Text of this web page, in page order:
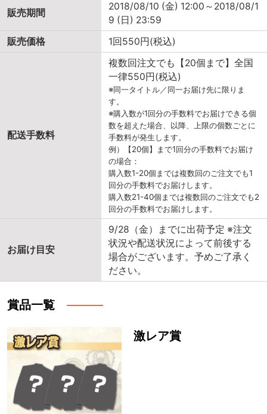
販売期間
2018/08/10 (金) 12:00～2018/08/1
9 (日) 23:59
販売価格
1回550円(税込)
配送手数料
複数回注文でも【20個まで】全国
一律550円(税込)
※同一タイトル／同一お届け先に限りま
す。
※購入数が1回分の手数料でお届けできる個
数を超えた場合、以降、上限の個数ごとに
手数料が発生します。
例）【20個】まで1回分の手数料でお届け
の場合：
購入数1-20個までは複数回のご注文でも1
回分の手数料でお届けします。
購入数21-40個までは複数回のご注文でも2
回分の手数料でお届けします。
お届け目安
9/28（金）までに出荷予定 ※注文
状況や配送状況によって前後する
場合がございます。予めご了承く
ださい。
賞品一覧
激レア賞